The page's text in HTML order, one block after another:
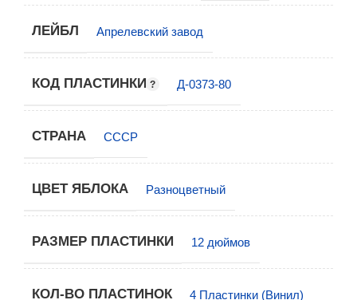
ЛЕЙБЛ Апрелевский завод
КОД ПЛАСТИНКИ Д-0373-80
СТРАНА СССР
ЦВЕТ ЯБЛОКА Разноцветный
РАЗМЕР ПЛАСТИНКИ 12 дюймов
КОЛ-ВО ПЛАСТИНОК 4 Пластинки (Винил)